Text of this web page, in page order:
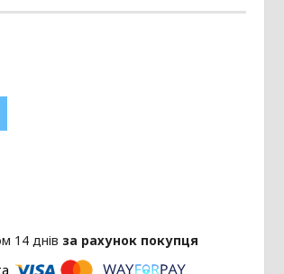
14 днів за рахунок покупця